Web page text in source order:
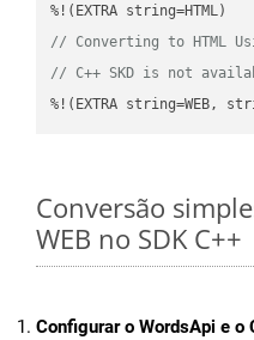
// Converting to HTML
// C++ SKD is not
%!(EXTRA string=WEB,
Conversão
WEB no SDK C++
Configurar o WordsApi e o